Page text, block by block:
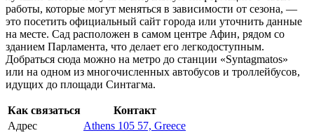
работы, которые могут меняться в зависимости от сезона, —
это посетить официальный сайт города или уточнить данные
на месте. Сад расположен в самом центре Афин, рядом со
зданием Парламента, что делает его легкодоступным.
Добраться сюда можно на метро до станции «Syntagmatos»
или на одном из многочисленных автобусов и троллейбусов,
идущих до площади Синтагма.
Как связаться
Контакт
Адрес
Athens 105 57, Greece